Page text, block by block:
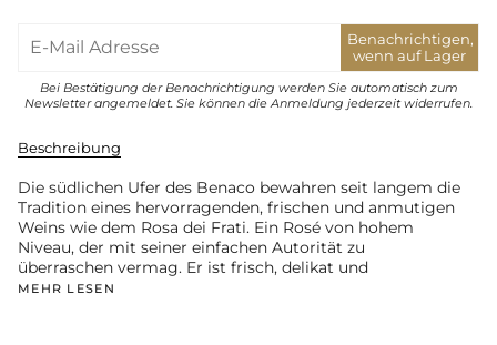
Benachrichtigen,
wenn auf Lager
Bei Bestätigung der Benachrichtigung werden Sie automatisch zum
Newsletter angemeldet. Sie können die Anmeldung jederzeit widerrufen.
Beschreibung
Die südlichen Ufer des Benaco bewahren seit langem die
Tradition eines hervorragenden, frischen und anmutigen
Weins wie dem Rosa dei Frati. Ein Rosé von hohem
Niveau, der mit seiner einfachen Autorität zu
überraschen vermag. Er ist frisch, delikat und
MEHR LESEN